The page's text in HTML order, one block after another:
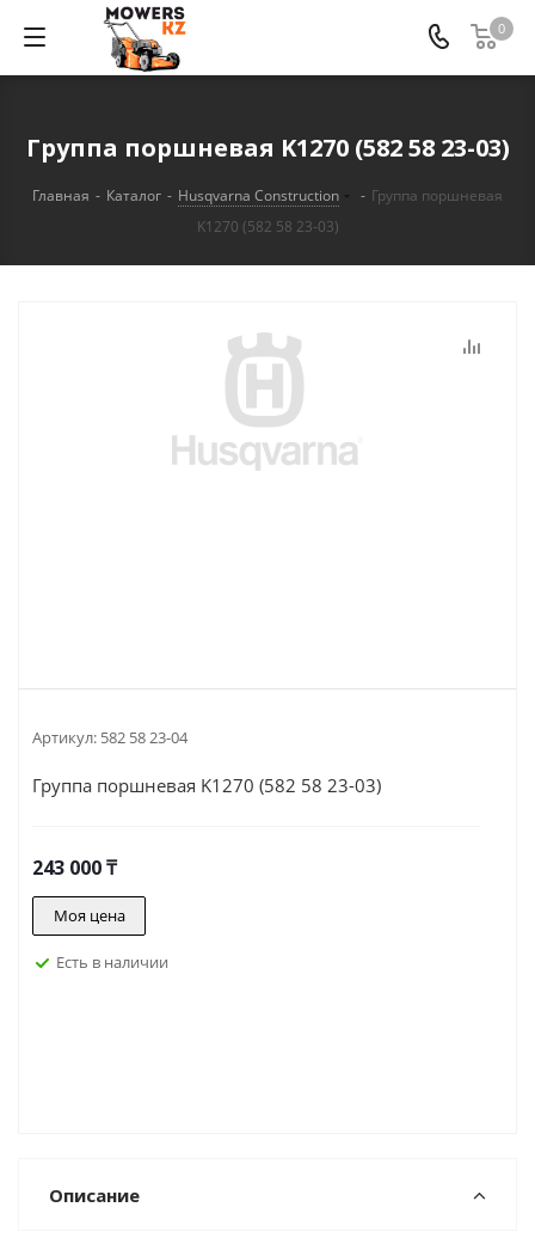
0
Группа поршневая K1270 (582 58 23-03)
Главная - Каталог - Husqvarna Construction - Группа поршневая
K1270 (582 58 23-03)
Артикул: 582 58 23-04
Группа поршневая K1270 (582 58 23-03)
243 000₸
Моя цена
Есть в наличии
Описание